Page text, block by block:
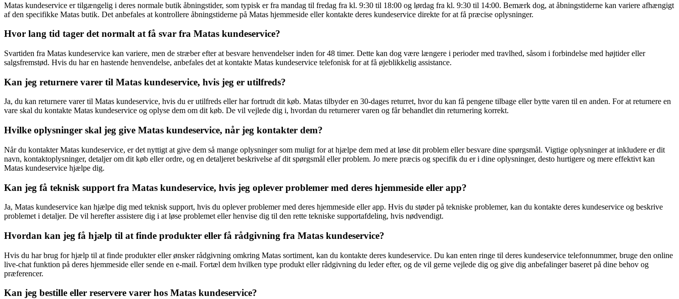
Matas kundeservice er tilgængelig i deres normale butik åbningstider, som typisk er fra mandag til fredag fra kl. 9:30 til 18:00 og lørdag fra kl. 9:30 til 14:00. Bemærk dog, at åbningstiderne kan variere afhængigt
af den specifikke Matas butik. Det anbefales at kontrollere åbningstiderne på Matas hjemmeside eller kontakte deres kundeservice direkte for at få præcise oplysninger.
Hvor lang tid tager det normalt at få svar fra Matas kundeservice?
Svartiden fra Matas kundeservice kan variere, men de stræber efter at besvare henvendelser inden for 48 timer. Dette kan dog være længere i perioder med travlhed, såsom i forbindelse med højtider eller
salgsfremstød. Hvis du har en hastende henvendelse, anbefales det at kontakte Matas kundeservice telefonisk for at få øjeblikkelig assistance.
Kan jeg returnere varer til Matas kundeservice, hvis jeg er utilfreds?
Ja, du kan returnere varer til Matas kundeservice, hvis du er utilfreds eller har fortrudt dit køb. Matas tilbyder en 30-dages returret, hvor du kan få pengene tilbage eller bytte varen til en anden. For at returnere en
vare skal du kontakte Matas kundeservice og oplyse dem om dit køb. De vil vejlede dig i, hvordan du returnerer varen og får behandlet din returnering korrekt.
Hvilke oplysninger skal jeg give Matas kundeservice, når jeg kontakter dem?
Når du kontakter Matas kundeservice, er det nyttigt at give dem så mange oplysninger som muligt for at hjælpe dem med at løse dit problem eller besvare dine spørgsmål. Vigtige oplysninger at inkludere er dit
navn, kontaktoplysninger, detaljer om dit køb eller ordre, og en detaljeret beskrivelse af dit spørgsmål eller problem. Jo mere præcis og specifik du er i dine oplysninger, desto hurtigere og mere effektivt kan
Matas kundeservice hjælpe dig.
Kan jeg få teknisk support fra Matas kundeservice, hvis jeg oplever problemer med deres hjemmeside eller app?
Ja, Matas kundeservice kan hjælpe dig med teknisk support, hvis du oplever problemer med deres hjemmeside eller app. Hvis du støder på tekniske problemer, kan du kontakte deres kundeservice og beskrive
problemet i detaljer. De vil herefter assistere dig i at løse problemet eller henvise dig til den rette tekniske supportafdeling, hvis nødvendigt.
Hvordan kan jeg få hjælp til at finde produkter eller få rådgivning fra Matas kundeservice?
Hvis du har brug for hjælp til at finde produkter eller ønsker rådgivning omkring Matas sortiment, kan du kontakte deres kundeservice. Du kan enten ringe til deres kundeservice telefonnummer, bruge den online
live-chat funktion på deres hjemmeside eller sende en e-mail. Fortæl dem hvilken type produkt eller rådgivning du leder efter, og de vil gerne vejlede dig og give dig anbefalinger baseret på dine behov og
præferencer.
Kan jeg bestille eller reservere varer hos Matas kundeservice?